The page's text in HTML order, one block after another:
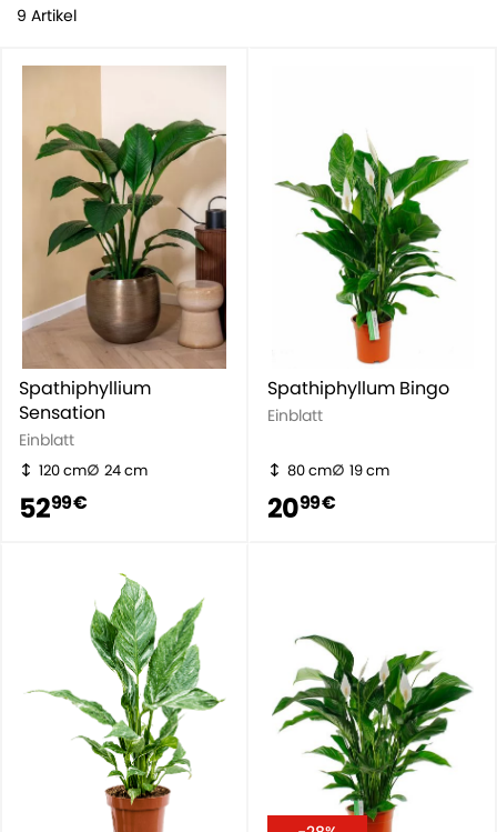
9 Artikel
Spathiphyllium
Sensation
Einblatt
120 cm 24 cm
5299 €
Spathiphyllum Bingo
Einblatt
80 cm 19 cm
2099 €